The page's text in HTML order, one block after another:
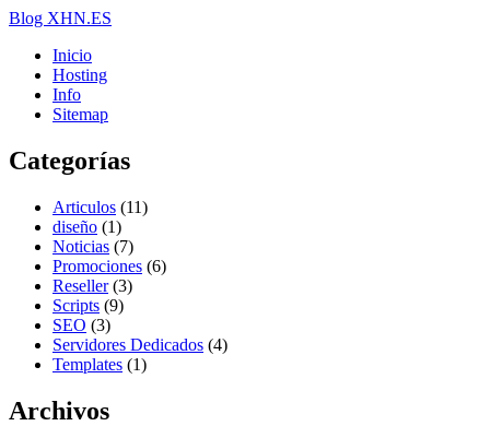
Blog XHN.ES
Inicio
Hosting
Info
Sitemap
Categorías
Articulos (11)
diseño (1)
Noticias (7)
Promociones (6)
Reseller(3)
Scripts (9)
SEO (3)
Servidores Dedicados (4)
Templates (1)
Archivos